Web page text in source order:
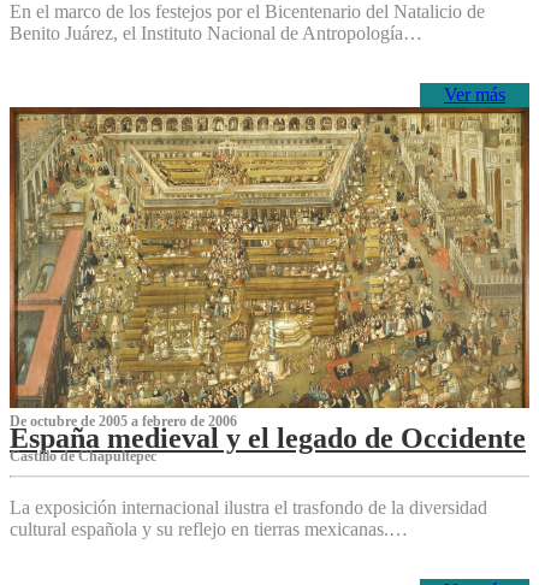
En el marco de los festejos por el Bicentenario del Natalicio de
Benito Juárez, el Instituto Nacional de Antropología…
Ver más
De octubre de 2005 a febrero de 2006
España medieval y el legado de Occidente
Castillo de Chapultepec
La exposición internacional ilustra el trasfondo de la diversidad
cultural española y su reflejo en tierras mexicanas.…